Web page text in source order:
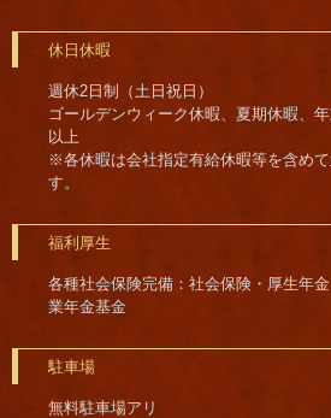
休日休暇
週休2日制（土日祝日）
ゴールデンウィーク休暇、夏期休暇、
以上
※各休暇は会社指定有給休暇等を含め
す。
福利厚生
各種社会保険完備：社会保険・厚生年
業年金基金
駐車場
無料駐車場アリ